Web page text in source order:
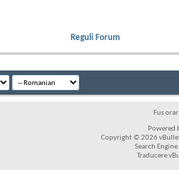
Reguli Forum
Fus
Powered
Copyright © 2026
Search
Traducere